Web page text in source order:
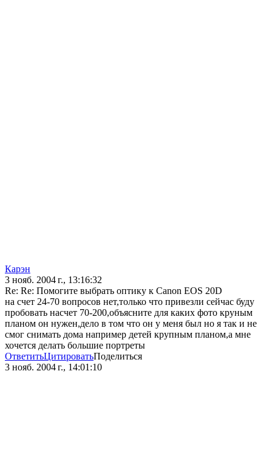
Карэн
3 нояб. 2004 г., 13:16:32
Re: Re: Помогите выбрать оптику к Canon EOS 20D
на счет 24-70 вопросов нет,только что привезли сейчас буду
пробовать насчет 70-200,объясните для каких фото круным
планом он нужен,дело в том что он у меня был но я так и не
смог снимать дома например детей крупным планом,а мне
хочется делать большие портреты
ОтветитьЦитироватьПоделиться
3 нояб. 2004 г., 14:01:10